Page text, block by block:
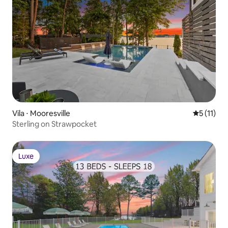
Vila ⋅ Mooresville 5 de uma
5 (11)
Sterling on Strawpocket
Luxe
Luxe